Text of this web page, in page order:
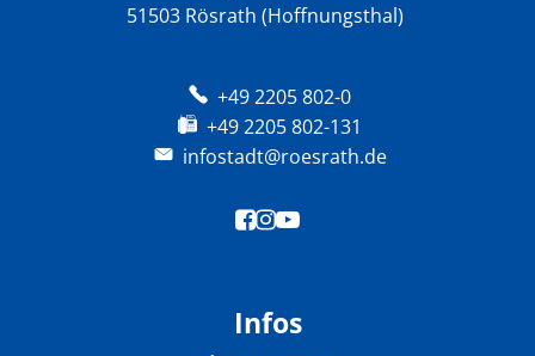
51503 Rösrath (Hoffnungsthal)
+49 2205 802-0
+49 2205 802-131
infostadt@roesrath.de
Infos